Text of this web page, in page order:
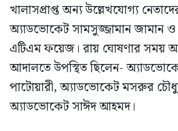
খালাসপ্রাপ্ত অন্য উল্লেখযোগ্য
অ্যাডভোকেট সামসুজ্জামান জামান
এটিএম ফয়েজ। রায় ঘোষণার সময়
আদালতে উপস্থিত ছিলেন-
পাটোয়ারী, অ্যাডভোকেট মসরুর
অ্যাডভোকেট সাঈদ আহমদ।